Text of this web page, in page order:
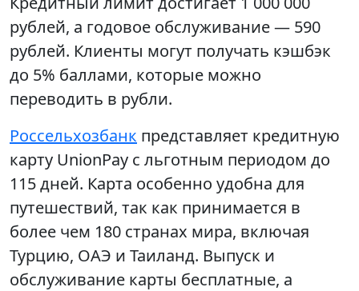
рублей, а годовое обслуживание — 590
рублей. Клиенты могут получать кэшбэк
до 5% баллами, которые можно
переводить в рубли.
Россельхозбанк представляет кредитную
карту UnionPay с льготным периодом до
115 дней. Карта особенно удобна для
путешествий, так как принимается в
более чем 180 странах мира, включая
Турцию, ОАЭ и Таиланд. Выпуск и
обслуживание карты бесплатные, а